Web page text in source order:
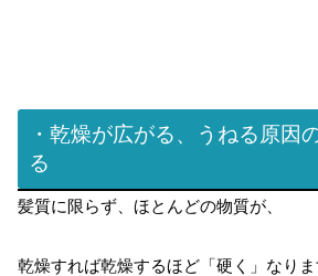
・乾燥が広がる、うねる原因
る
髪質に限らず、ほとんどの物質が、
乾燥すれば乾燥するほど「硬く」なりま